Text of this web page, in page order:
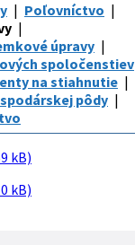
Poľovníctvo
úpravy
spoločenstiev
na stiahnutie
pôdy
kB)
kB)